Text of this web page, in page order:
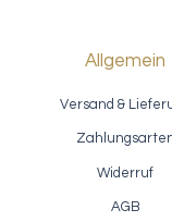
Allgemein
Versand &
Widerruf
AGB